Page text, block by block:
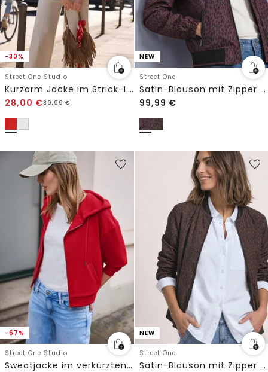
-30%
Street One Studio
Kurzarm Jacke im Strick-Look mit Knöpfen
28,00 €39,99€
NEW
Street One
Satin-Blouson mit Zipper und Leo-Print
99,99 €
-67%
Street One Studio
Sweatjacke im verkürzten Schnitt
NEW
Street One
Satin-Blouson mit Zipper und Leo-Print